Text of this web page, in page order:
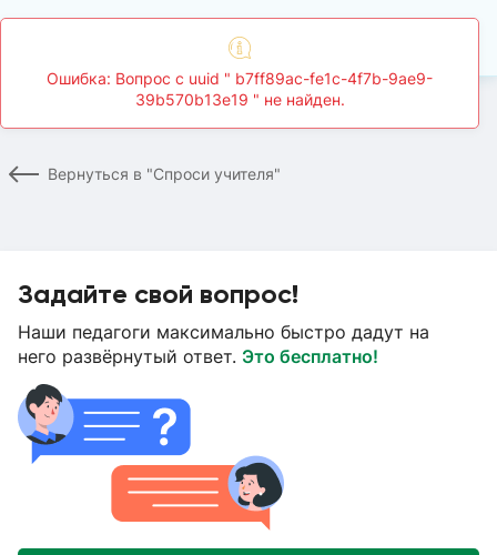
Ошибка: Вопрос c uuid " b7ff89ac-fe1c-4f7b-9ae9-
39b570b13e19 " не найден.
Спроси учителя Страница вопроса
Вернуться в "Спроси учителя"
Задайте свой вопрос!
Наши педагоги максимально быстро дадут на
него развёрнутый ответ. Это бесплатно!